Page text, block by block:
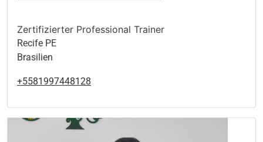
Zertifizierter Professional Trainer
Recife PE
Brasilien
+5581997448128